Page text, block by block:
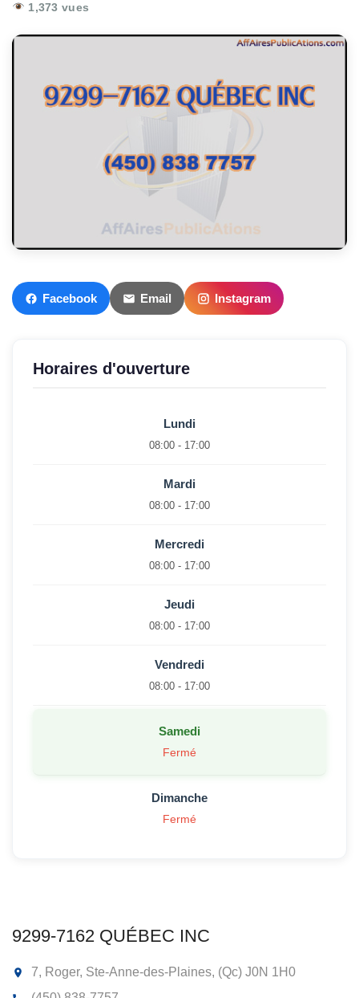
1,373 vues
Facebook Email Instagram
Horaires d'ouverture
Lundi
08:00 - 17:00
Mardi
08:00 - 17:00
Mercredi
08:00 - 17:00
Jeudi
08:00 - 17:00
Vendredi
08:00 - 17:00
Samedi
Fermé
Dimanche
Fermé